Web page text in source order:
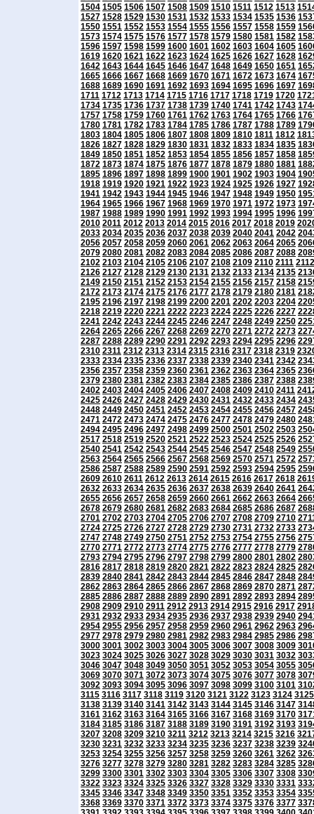
1504 1505 1506 1507 1508 1509 1510 1511 1512 1513
1527 1528 1529 1530 1531 1532 1533 1534 1535 1536
1550 1551 1552 1553 1554 1555 1556 1557 1558 1559
1573 1574 1575 1576 1577 1578 1579 1580 1581 1582
1596 1597 1598 1599 1600 1601 1602 1603 1604 1605
1619 1620 1621 1622 1623 1624 1625 1626 1627 1628
1642 1643 1644 1645 1646 1647 1648 1649 1650 1651
1665 1666 1667 1668 1669 1670 1671 1672 1673 1674
1688 1689 1690 1691 1692 1693 1694 1695 1696 1697
1711 1712 1713 1714 1715 1716 1717 1718 1719 1720
1734 1735 1736 1737 1738 1739 1740 1741 1742 1743
1757 1758 1759 1760 1761 1762 1763 1764 1765 1766
1780 1781 1782 1783 1784 1785 1786 1787 1788 1789
1803 1804 1805 1806 1807 1808 1809 1810 1811 1812
1826 1827 1828 1829 1830 1831 1832 1833 1834 1835
1849 1850 1851 1852 1853 1854 1855 1856 1857 1858
1872 1873 1874 1875 1876 1877 1878 1879 1880 1881
1895 1896 1897 1898 1899 1900 1901 1902 1903 1904
1918 1919 1920 1921 1922 1923 1924 1925 1926 1927
1941 1942 1943 1944 1945 1946 1947 1948 1949 1950
1964 1965 1966 1967 1968 1969 1970 1971 1972 1973
1987 1988 1989 1990 1991 1992 1993 1994 1995 1996
2010 2011 2012 2013 2014 2015 2016 2017 2018 2019
2033 2034 2035 2036 2037 2038 2039 2040 2041 2042
2056 2057 2058 2059 2060 2061 2062 2063 2064 2065
2079 2080 2081 2082 2083 2084 2085 2086 2087 2088
2102 2103 2104 2105 2106 2107 2108 2109 2110 2111 2112
2126 2127 2128 2129 2130 2131 2132 2133 2134 2135
2149 2150 2151 2152 2153 2154 2155 2156 2157 2158
2172 2173 2174 2175 2176 2177 2178 2179 2180 2181
2195 2196 2197 2198 2199 2200 2201 2202 2203 2204
2218 2219 2220 2221 2222 2223 2224 2225 2226 2227
2241 2242 2243 2244 2245 2246 2247 2248 2249 2250
2264 2265 2266 2267 2268 2269 2270 2271 2272 2273
2287 2288 2289 2290 2291 2292 2293 2294 2295 2296
2310 2311 2312 2313 2314 2315 2316 2317 2318 2319
2333 2334 2335 2336 2337 2338 2339 2340 2341 2342
2356 2357 2358 2359 2360 2361 2362 2363 2364 2365
2379 2380 2381 2382 2383 2384 2385 2386 2387 2388
2402 2403 2404 2405 2406 2407 2408 2409 2410 2411
2425 2426 2427 2428 2429 2430 2431 2432 2433 2434
2448 2449 2450 2451 2452 2453 2454 2455 2456 2457
2471 2472 2473 2474 2475 2476 2477 2478 2479 2480
2494 2495 2496 2497 2498 2499 2500 2501 2502 2503
2517 2518 2519 2520 2521 2522 2523 2524 2525 2526
2540 2541 2542 2543 2544 2545 2546 2547 2548 2549
2563 2564 2565 2566 2567 2568 2569 2570 2571 2572
2586 2587 2588 2589 2590 2591 2592 2593 2594 2595
2609 2610 2611 2612 2613 2614 2615 2616 2617 2618
2632 2633 2634 2635 2636 2637 2638 2639 2640 2641
2655 2656 2657 2658 2659 2660 2661 2662 2663 2664
2678 2679 2680 2681 2682 2683 2684 2685 2686 2687
2701 2702 2703 2704 2705 2706 2707 2708 2709 2710
2724 2725 2726 2727 2728 2729 2730 2731 2732 2733
2747 2748 2749 2750 2751 2752 2753 2754 2755 2756
2770 2771 2772 2773 2774 2775 2776 2777 2778 2779
2793 2794 2795 2796 2797 2798 2799 2800 2801 2802
2816 2817 2818 2819 2820 2821 2822 2823 2824 2825
2839 2840 2841 2842 2843 2844 2845 2846 2847 2848
2862 2863 2864 2865 2866 2867 2868 2869 2870 2871
2885 2886 2887 2888 2889 2890 2891 2892 2893 2894
2908 2909 2910 2911 2912 2913 2914 2915 2916 2917
2931 2932 2933 2934 2935 2936 2937 2938 2939 2940
2954 2955 2956 2957 2958 2959 2960 2961 2962 2963
2977 2978 2979 2980 2981 2982 2983 2984 2985 2986
3000 3001 3002 3003 3004 3005 3006 3007 3008 3009
3023 3024 3025 3026 3027 3028 3029 3030 3031 3032
3046 3047 3048 3049 3050 3051 3052 3053 3054 3055
3069 3070 3071 3072 3073 3074 3075 3076 3077 3078
3092 3093 3094 3095 3096 3097 3098 3099 3100 3101
3115 3116 3117 3118 3119 3120 3121 3122 3123 3124 3125
3138 3139 3140 3141 3142 3143 3144 3145 3146 3147
3161 3162 3163 3164 3165 3166 3167 3168 3169 3170
3184 3185 3186 3187 3188 3189 3190 3191 3192 3193
3207 3208 3209 3210 3211 3212 3213 3214 3215 3216
3230 3231 3232 3233 3234 3235 3236 3237 3238 3239
3253 3254 3255 3256 3257 3258 3259 3260 3261 3262
3276 3277 3278 3279 3280 3281 3282 3283 3284 3285
3299 3300 3301 3302 3303 3304 3305 3306 3307 3308
3322 3323 3324 3325 3326 3327 3328 3329 3330 3331
3345 3346 3347 3348 3349 3350 3351 3352 3353 3354
3368 3369 3370 3371 3372 3373 3374 3375 3376 3377